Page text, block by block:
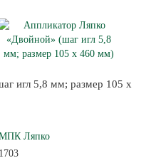
игл 5,8 мм; размер 105 х
Ляпко
1703